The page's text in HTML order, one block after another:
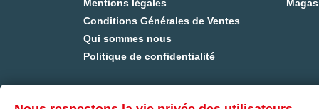
Mentions légales
Conditions Générales de Ventes
Qui sommes nous
Politique de confidentialité